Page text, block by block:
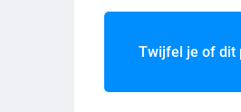
Twijfel je of dit